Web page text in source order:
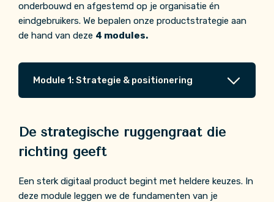
onderbouwd en afgestemd op je organisatie én
eindgebruikers. We bepalen onze productstrategie aan
de hand van deze 4 modules.
Module 1: Strategie & positionering
De strategische ruggengraat die
richting geeft
Een sterk digitaal product begint met heldere keuzes. In
deze module leggen we de fundamenten van je